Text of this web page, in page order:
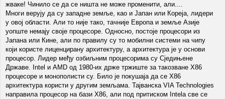
жваке! Чинило се да се ништа не може променити, али....
Многи верују да су западне земље, као и Јапан или Кореја, лидери
у овој области. Али то није тако, тачније Европа и земље Азије
уопште немају своје процесоре. Односно, постоје процесори из
Јапана или Кине, али по правилу су то мобилни системи на чипу
који користе лиценцирану архитектуру, а архитектура је у основи
процесор. Лидер међу озбиљним процесорима су Сједињене
Државе. Intel и AMD од 1980-их држе тржиште за такозване Х86
процесоре и монополисти су. Било је покушаја да се Х86
архитектура користи у другим земљама. Тајванска VIA Technologies
направила процесор на бази Х86, али под притиском Intela све се